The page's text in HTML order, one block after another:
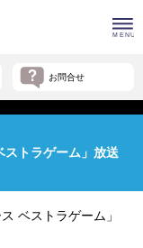
お問合せ
トラゲーム」放送
ベストラゲーム」